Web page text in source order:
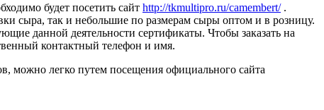
будет посетить сайт http://tkmultipro.ru/camembert/.
сыра, так и небольшие по размерам сыры оптом и в розницу.
данной деятельности сертификаты. Чтобы заказать на
контактный телефон и имя.
можно легко путем посещения официального сайта